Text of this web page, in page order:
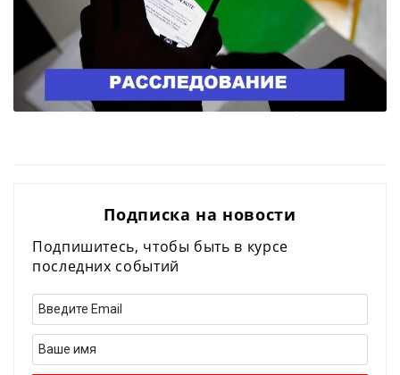
Подписка на новости
Подпишитесь, чтобы быть в курсе
последних событий